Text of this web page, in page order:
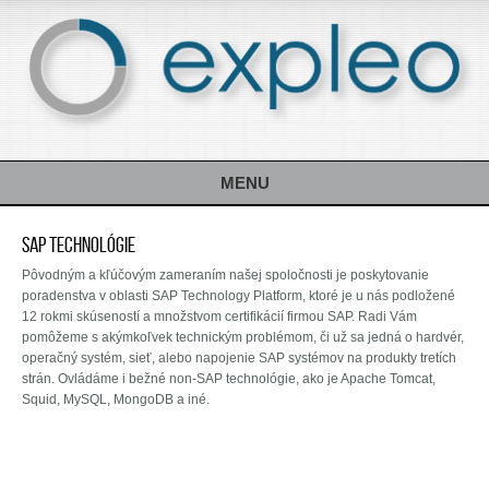
MENU
SAP Technológie
Pôvodným a kľúčovým zameraním našej spoločnosti je poskytovanie
poradenstva v oblasti SAP Technology Platform, ktoré je u nás podložené
12 rokmi skúseností a množstvom certifikácií firmou SAP. Radi Vám
pomôžeme s akýmkoľvek technickým problémom, či už sa jedná o hardvér,
operačný systém, sieť, alebo napojenie SAP systémov na produkty tretích
strán. Ovládáme i bežné non-SAP technológie, ako je Apache Tomcat,
Squid, MySQL, MongoDB a iné.